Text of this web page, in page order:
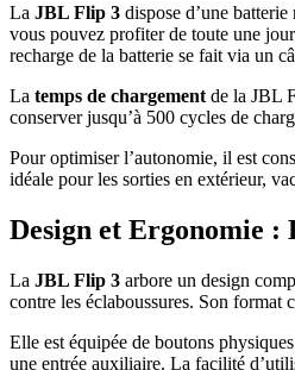
La JBL Flip 3 dispose d’une
vous pouvez profiter de toute une
recharge de la batterie se fait via un
La temps de chargement de la JBL
conserver jusqu’à 500 cycles de
Pour optimiser l’autonomie, il est
idéale pour les sorties en extérieur,
Design et Ergonomie
La JBL Flip 3 arbore un design
contre les éclaboussures. Son format
Elle est équipée de boutons
une entrée auxiliaire. La facilité